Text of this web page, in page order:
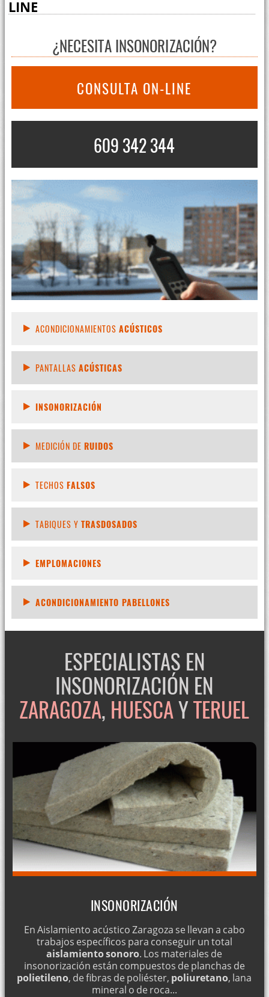
LINE
¿NECESITA INSONORIZACIÓN?
CONSULTA ON-LINE
609 342 344
ACONDICIONAMIENTOS ACÚSTICOS
PANTALLAS ACÚSTICAS
INSONORIZACIÓN
MEDICIÓN DE RUIDOS
TECHOS FALSOS
TABIQUES Y TRASDOSADOS
EMPLOMACIONES
ACONDICIONAMIENTO PABELLONES
ESPECIALISTAS EN
INSONORIZACIÓN EN
ZARAGOZA, HUESCAYTERUEL
INSONORIZACIÓN
En Aislamiento acústico Zaragoza se llevan a cabo
trabajos específicos para conseguir un total
aislamiento sonoro. Los materiales de
insonorización están compuestos de planchas de
polietileno, de fibras de poliéster, poliuretano, lana
mineral o de roca...